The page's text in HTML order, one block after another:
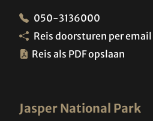
Jasper National Park
050-3136000
Reis doorsturen per email
Reis als PDF opslaan